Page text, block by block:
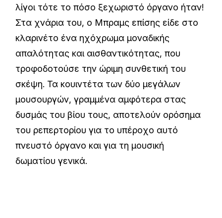
λίγοι τότε το πόσο ξεχωριστό όργανο ήταν!
Στα χνάρια του, ο Μπραμς επίσης είδε στο
κλαρινέτο ένα ηχόχρωμα μοναδικής
απαλότητας και αισθαντικότητας, που
τροφοδοτούσε την ώριμη συνθετική του
σκέψη. Τα κουιντέτα των δύο μεγάλων
μουσουργών, γραμμένα αμφότερα στας
δυσμάς του βίου τους, αποτελούν ορόσημα
του ρεπερτορίου για το υπέροχο αυτό
πνευστό όργανο και για τη μουσική
δωματίου γενικά.